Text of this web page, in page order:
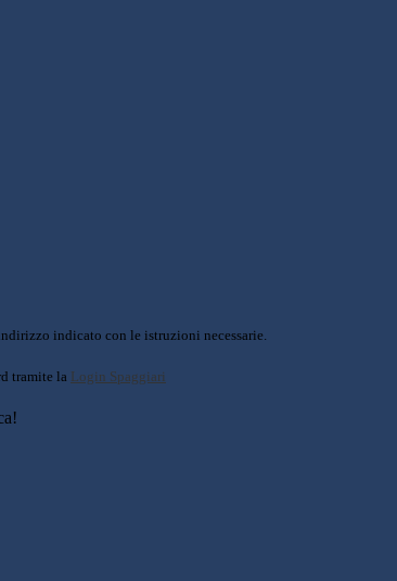
indicato con le istruzioni necessarie.
tramite la Login Spaggiari